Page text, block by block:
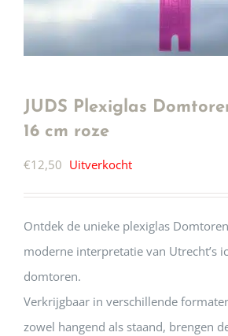
JUDS Plexiglas
16 cm roze
€12,50 Uitverkocht
Ontdek de unieke plexiglas
moderne interpretatie van Utrecht’s
domtoren.
Verkrijgbaar in verschillende
zowel hangend als staand, brengen